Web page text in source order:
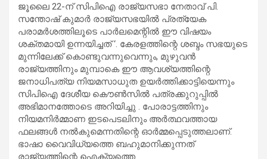
ജൂലൈ 22-ന് സിപിഐ രാജ്യസഭാ നേതാവ് പി.
സന്തോഷ് കുമാർ രാജ്യസഭയിൽ പ്രത്യേക
പരാമർശത്തിലൂടെ പാർലമെന്റിൽ ഈ വിഷയം
ശക്തമായി ഉന്നയിച്ചത് ‘. കേരളത്തിന്റെ ശബ്ദം സഭയുടെ
മുന്നിലേക്ക് കൊണ്ടുവന്നുവെന്നും, മുഴുവൻ
രാജ്യത്തിനും മുമ്പാകെ ഈ ആവശ്യത്തിന്റെ
ജനാധിപത്യ നിയമസാധുത ഉയർത്തിക്കാട്ടിയെന്നും
സിപിഐ ദേശീയ കൌൺസിൽ പത്രക്കുറുപ്പിൽ
അഭിമാനത്തോടെ അറിയിച്ചു . പോരാട്ടത്തിനും
നിയമനിർമ്മാണ ഇടപെടലിനും അർത്ഥവത്തായ
ഫലങ്ങൾ നൽകുമെന്നതിന്റെ ഓർമ്മപ്പെടുത്തലാണ്.
ഭാഷാ വൈവിധ്യത്തെ ബഹുമാനിക്കുന്നത്
രാജ്യത്തിന്റെ ഐക്യത്തെ